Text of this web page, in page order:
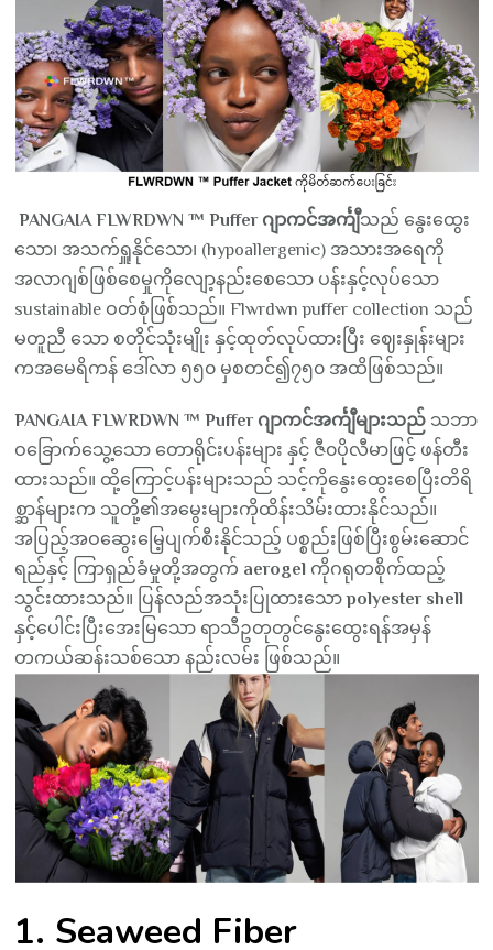
PANGAIA FLWRDWN ™ Puffer ဂျာကင်အင်္ကျီသည် နွေးထွေး
သော၊ အသက်ရှူနိုင်သော၊ (hypoallergenic) အသားအရေကို
အလာဂျစ်ဖြစ်စေမှုကိုလျော့နည်းစေသော ပန်းနှင့်လုပ်သော
sustainable ဝတ်စုံဖြစ်သည်။ Flwrdwn puffer collection သည်
မတူညီ သော စတိုင်သုံးမျိုး နှင့်ထုတ်လုပ်ထားပြီး ဈေးနှုန်းများ
ကအမေရိကန် ဒေါ်လာ ၅၅၀ မှစတင်၍၇၅၀ အထိဖြစ်သည်။
PANGAIA FLWRDWN ™ Puffer ဂျာကင်အင်္ကျီများသည် သဘာ
ဝခြောက်သွေ့သော တောရိုင်းပန်းများ နှင့် ဇီ၀ပိုလီမာဖြင့် ဖန်တီး
ထားသည်။ ထို့ကြောင့်ပန်းများသည် သင့်ကိုနွေးထွေးစေပြီးတိရိ
စ္ဆာန်များက သူတို့၏အမွေးများကိုထိန်းသိမ်းထားနိုင်သည်။
အပြည့်အဝဆွေးမြေ့ပျက်စီးနိုင်သည့် ပစ္စည်းဖြစ်ပြီးစွမ်းဆောင်
ရည်နှင့် ကြာရှည်ခံမှုတို့အတွက် aerogel ကိုဂရုတစိုက်ထည့်
သွင်းထားသည်။ ပြန်လည်အသုံးပြုထားသောpolyester shell
နှင့်ပေါင်းပြီးအေးမြသော ရာသီဥတုတွင်နွေးထွေးရန်အမှန်
တကယ်ဆန်းသစ်သော နည်းလမ်း ဖြစ်သည်။
1. Seaweed Fiber